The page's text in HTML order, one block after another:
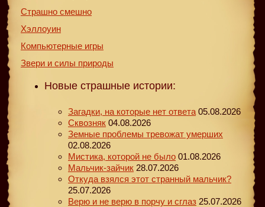
Страшно смешно
Хэллоуин
Компьютерные игры
Звери и силы природы
Новые страшные истории:
Загадки, на которые нет ответа 05.08.2026
Сквозняк 04.08.2026
Земные проблемы тревожат умерших
02.08.2026
Мистика, которой не было 01.08.2026
Мальчик-зайчик 28.07.2026
Откуда взялся этот странный мальчик?
25.07.2026
Верю и не верю в порчу и сглаз 25.07.2026